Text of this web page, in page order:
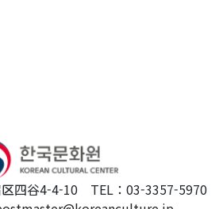
区四谷4-4-10 TEL：03-3357-5970